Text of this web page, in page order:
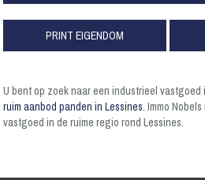
PRINT EIGENDOM
U bent op zoek naar een industrieel
ruim aanbod panden in Lessines. Immo
vastgoed in de ruime regio rond Lessines.